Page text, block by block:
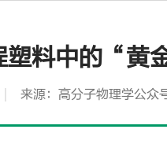
塑料中的“
来源：高分子物理学公众